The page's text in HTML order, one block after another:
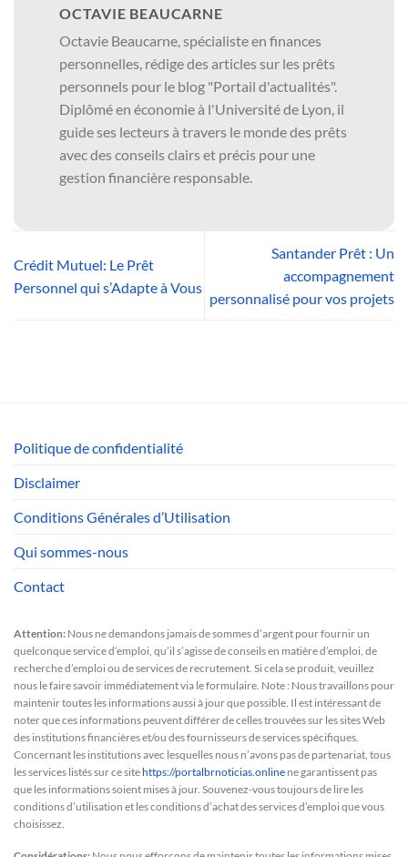
OCTAVIE BEAUCARNE
Octavie Beaucarne, spécialiste en finances
personnelles, rédige des articles sur les prêts
personnels pour le blog "Portail d'actualités".
Diplômé en économie à l'Université de Lyon, il
guide ses lecteurs à travers le monde des prêts
avec des conseils clairs et précis pour une
gestion financière responsable.
Crédit Mutuel: Le Prêt
Personnel qui s’Adapte à Vous
Santander Prêt : Un
accompagnement
personnalisé pour vos projets
Politique de confidentialité
Disclaimer
Conditions Générales d’Utilisation
Qui sommes-nous
Contact
Attention: Nous ne demandons jamais de sommes d’argent pour fournir un
quelconque service d’emploi, qu’il s’agisse de conseils en matière d’emploi, de
recherche d’emploi ou de services de recrutement. Si cela se produit, veuillez
nous le faire savoir immédiatement via le formulaire. Note : Nous travaillons pour
maintenir toutes les informations aussi à jour que possible. Il est intéressant de
noter que ces informations peuvent différer de celles trouvées sur les sites Web
des institutions financières et/ou des fournisseurs de services spécifiques.
Concernant les institutions avec lesquelles nous n’avons pas de partenariat, tous
les services listés sur ce sitehttps://portalbrnoticias.online ne garantissent pas
que les informations soient mises à jour. Souvenez-vous toujours de lire les
conditions d’utilisation et les conditions d’achat des services d’emploi que vous
choisissez.